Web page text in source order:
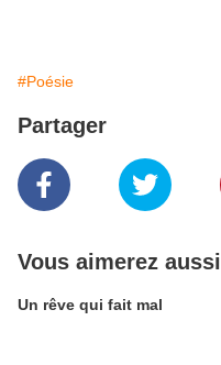
#Poésie
Partager
Vous aimerez aussi
Un rêve qui fait mal